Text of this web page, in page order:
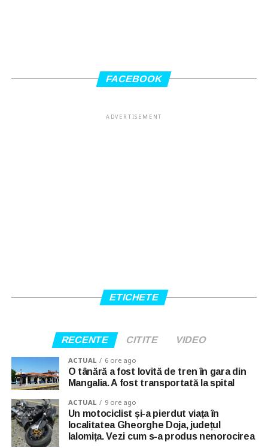
FACEBOOK
ADVERTISEMENT
ETICHETE
RECENTE CITITE VIDEO
ACTUAL 6 ore ago
O tânără a fost lovită de tren în gara din
Mangalia. A fost transportată la spital
ACTUAL 9 ore ago
Un motociclist și-a pierdut viața în
localitatea Gheorghe Doja, județul
Ialomița. Vezi cum s-a produs nenorocirea